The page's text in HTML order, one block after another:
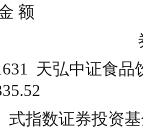
额
天弘中证食
式指数证券投